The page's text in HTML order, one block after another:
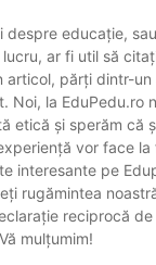
despre educație,
ar fi util să
articol, părți dintr-un
Noi, la EduPedu.ro
etică și sperăm că
vor face la
interesante pe
rugămintea
reciprocă
mulțumim!